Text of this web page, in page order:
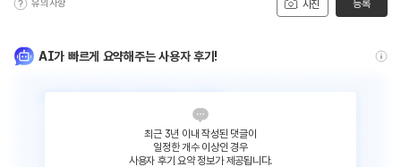
사진
유의사항 등록
AI가 빠르게 요약해주는 사용자 후기!
최근 3년 이내 작성된 댓글이
일정한 개수 이상인 경우
사용자 후기 요약 정보가 제공됩니다.